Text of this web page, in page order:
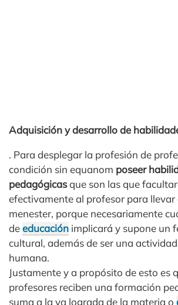
Adquisición y desarrollo de
. Para desplegar la profesión de
condición sin equanom poseer
pedagógicasque son las que
efectivamente al profesor para llevar
menester, porque necesariamente
deeducación implicará y supone un
cultural, además de ser una
humana.
Justamente y a propósito de esto es
profesores reciben una formación
suma a la ya lograda de la materia o